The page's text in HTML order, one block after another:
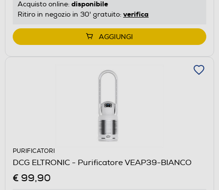
Acquisto online: disponibile
Ritiro in negozio in 30' gratuito: verifica
AGGIUNGI
PURIFICATORI
DCG ELTRONIC - Purificatore VEAP39-BIANCO
€ 99,90